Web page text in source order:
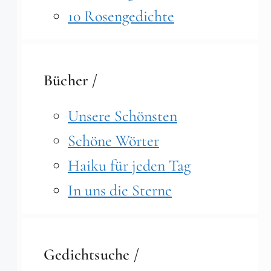
10 Rosengedichte
Bücher /
Unsere Schönsten
Schöne Wörter
Haiku für jeden Tag
In uns die Sterne
Gedichtsuche /